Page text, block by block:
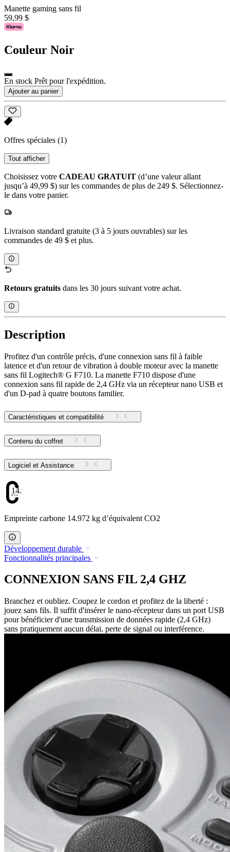
Manette gaming sans fil
59,99 $
Couleur Noir
En stock Prêt pour l'expédition.
Ajouter au panier
Offres spéciales (1)
Tout afficher
Choisissez votre CADEAU GRATUIT (d’une valeur allant
jusqu’à 49,99 $) sur les commandes de plus de 249 $. Sélectionnez-
le dans votre panier.
Livraison standard gratuite (3 à 5 jours ouvrables) sur les
commandes de 49 $ et plus.
Retours gratuits dans les 30 jours suivant votre achat.
Description
Profitez d'un contrôle précis, d'une connexion sans fil à faible
latence et d'un retour de vibration à double moteur avec la manette
sans fil Logitech® G F710. La manette F710 dispose d'une
connexion sans fil rapide de 2,4 GHz via un récepteur nano USB et
d'un D-pad à quatre boutons familier.
Caractéristiques et compatibilité
Contenu du coffret
Logiciel et Assistance
14.972
Empreinte carbone 14.972 kg d’équivalent CO2
Développement durable
Fonctionnalités principales
CONNEXION SANS FIL 2,4 GHZ
Branchez et oubliez. Coupez le cordon et profitez de la liberté :
jouez sans fils. Il suffit d'insérer le nano-récepteur dans un port USB
pour bénéficier d'une transmission de données rapide (2,4 GHz)
sans pratiquement aucun délai, perte de signal ou interférence.